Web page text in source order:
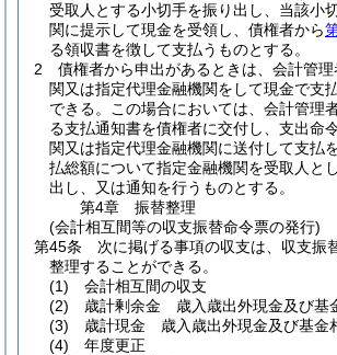
受取人とする小切手を振り出し、当該小
関に提示して現金を受領し、債権者から
る領収書を徴して支払うものとする。
2
債権者から申出があるときは、会計管
関又は指定代理金融機関をして現金で支
できる。
この場合においては、会計管理者
る支払通知書を債権者に交付し、支出命
関又は指定代理金融機関に送付して支払
払総額について指定金融機関を受取人と
出し、又は通知を行うものとする。
第4章
振替整理
(会計相互間等の収支振替命令票の発行)
第45条
次に掲げる事項の収支は、収支振
整理することができる。
(1)
会計相互間の収支
(2)
歳計剰余金 歳入歳出外現金及び基
(3)
歳計現金 歳入歳出外現金及び基金
(4)
年度更正